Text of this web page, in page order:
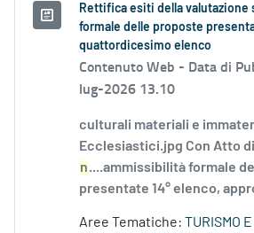
Rettifica esiti della valutazione
formale delle proposte
quattordicesimo elenco
Contenuto Web - Data di
lug-2026 13.10
culturali materiali e
Ecclesiastici.jpg Con Atto
n....ammissibilità formale
presentate 14° elenco,
Aree Tematiche: TURISMO